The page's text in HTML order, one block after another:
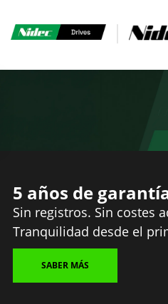
5 años de
Sin registros. Sin costes
Tranquilidad desde el
SABER MÁS